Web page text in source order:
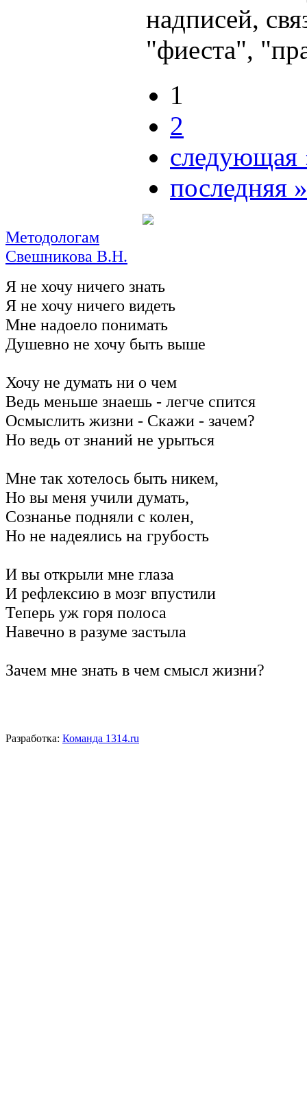
надписей,
"фиеста",
1
2
следующая
последняя »
Методологам
Свешникова В.Н.
Я не хочу ничего знать
Я не хочу ничего видеть
Мне надоело понимать
Душевно не хочу быть выше
Хочу не думать ни о чем
Ведь меньше знаешь - легче спится
Осмыслить жизни - Скажи - зачем?
Но ведь от знаний не урыться
Мне так хотелось быть никем,
Но вы меня учили думать,
Сознанье подняли с колен,
Но не надеялись на грубость
И вы открыли мне глаза
И рефлексию в мозг впустили
Теперь уж горя полоса
Навечно в разуме застыла
Зачем мне знать в чем смысл жизни?
Разработка: Команда 1314.ru